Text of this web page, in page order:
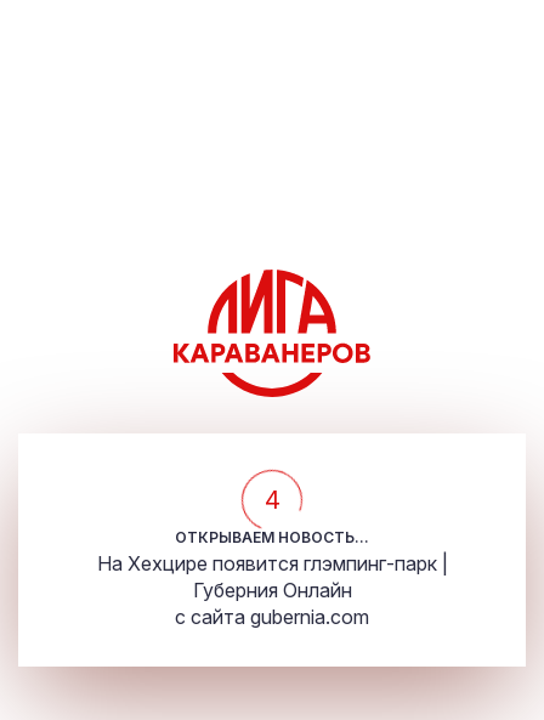
4
ОТКРЫВАЕМ НОВОСТЬ...
На Хехцире появится глэмпинг-парк |
Губерния Онлайн
с сайта gubernia.com